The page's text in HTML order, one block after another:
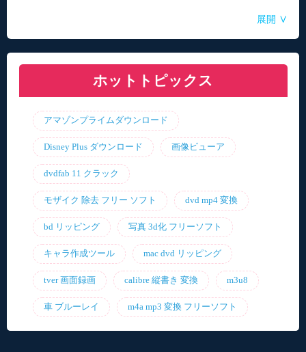
自動音声読み上げ無料ツールランキング！使い
やすさと機能を比較
【2026年最新】合成音声のフリーソフト・サイ
ト・アプリおすすめ7選！
【2026年更新】AI音声読み上げソフト・サイ
ト・アプリ8選！【無料】
【2026最新】TuneFabの使い方・評判・違法性
をご紹介！最優の代替品は？
【2026最新】ひまわり動画のダウンロード方法
展開 ∨
ホットトピックス
アマゾンプライムダウンロード
Disney Plus ダウンロード 画像ビューア
dvdfab 11 クラック
モザイク 除去 フリー ソフト dvd mp4 変換
bd リッピング 写真 3d化 フリーソフト
キャラ作成ツール mac dvd リッピング
tver 画面録画 calibre 縦書き 変換 m3u8
車 ブルーレイ m4a mp3 変換 フリーソフト